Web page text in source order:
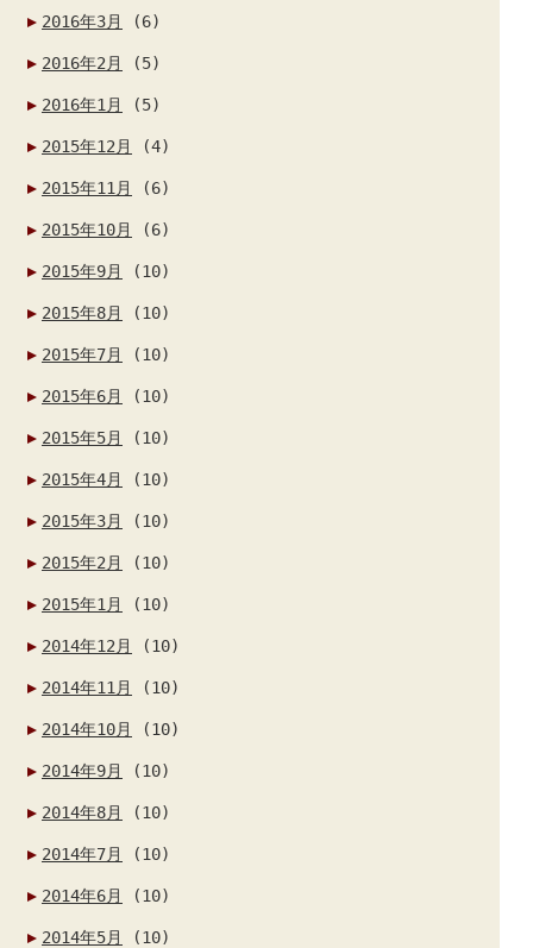
2016年3月 (6)
2016年2月 (5)
2016年1月 (5)
2015年12月 (4)
2015年11月 (6)
2015年10月 (6)
2015年9月 (10)
2015年8月 (10)
2015年7月 (10)
2015年6月 (10)
2015年5月 (10)
2015年4月 (10)
2015年3月 (10)
2015年2月 (10)
2015年1月 (10)
2014年12月 (10)
2014年11月 (10)
2014年10月 (10)
2014年9月 (10)
2014年8月 (10)
2014年7月 (10)
2014年6月 (10)
2014年5月 (10)